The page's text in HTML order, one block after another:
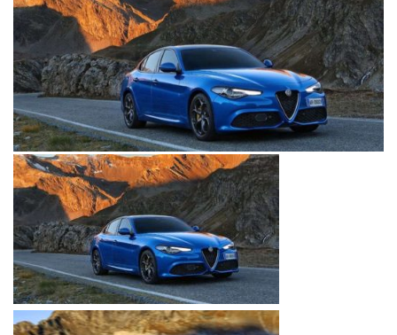
Przelicznik mocy
Auto z niemiec
Galerie